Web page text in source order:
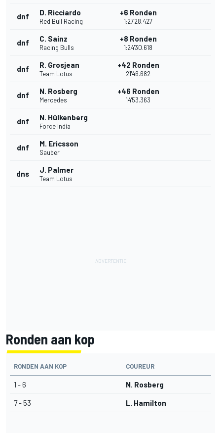
dnf D. Ricciardo
Red Bull Racing
+6 Ronden
1:27'28.427
dnf C. Sainz
Racing Bulls
+8 Ronden
1:24'30.618
dnf R. Grosjean
Team Lotus
+42 Ronden
21'46.682
dnf N. Rosberg
Mercedes
+46 Ronden
14'53.363
dnf N. Hülkenberg
Force India
dnf M. Ericsson
Sauber
dns J. Palmer
Team Lotus
Ronden aan kop
RONDEN AAN KOP COUREUR
1 - 6 N. Rosberg
7 - 53 L. Hamilton